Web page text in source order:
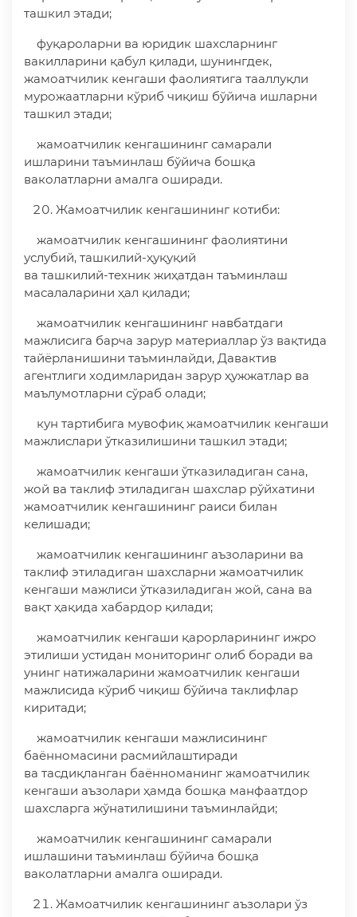
ташкил этади;
фуқароларни ва юридик шахсларнинг
вакилларини қабул қилади, шунингдек,
жамоатчилик кенгаши фаолиятига тааллуқли
мурожаатларни кўриб чиқиш бўйича ишларни
ташкил этади;
жамоатчилик кенгашининг самарали
ишларини таъминлаш бўйича бошқа
ваколатларни амалга оширади.
Жамоатчилик кенгашининг котиби:
жамоатчилик кенгашининг фаолиятини
услубий, ташкилий-ҳуқуқий
ва ташкилий-техник жиҳатдан таъминлаш
масалаларини ҳал қилади;
жамоатчилик кенгашининг навбатдаги
мажлисига барча зарур материаллар ўз вақтида
тайёрланишини таъминлайди, Давактив
агентлиги ходимларидан зарур ҳужжатлар ва
маълумотларни сўраб олади;
кун тартибига мувофиқ жамоатчилик кенгаши
мажлислари ўтказилишини ташкил этади;
жамоатчилик кенгаши ўтказиладиган сана,
жой ва таклиф этиладиган шахслар рўйхатини
жамоатчилик кенгашининг раиси билан
келишади;
жамоатчилик кенгашининг аъзоларини ва
таклиф этиладиган шахсларни жамоатчилик
кенгаши мажлиси ўтказиладиган жой, сана ва
вақт ҳақида хабардор қилади;
жамоатчилик кенгаши қарорларининг ижро
этилиши устидан мониторинг олиб боради ва
унинг натижаларини жамоатчилик кенгаши
мажлисида кўриб чиқиш бўйича таклифлар
киритади;
жамоатчилик кенгаши мажлисининг
баённомасини расмийлаштиради
ва тасдиқланган баённоманинг жамоатчилик
кенгаши аъзолари ҳамда бошқа манфаатдор
шахсларга жўнатилишини таъминлайди;
жамоатчилик кенгашининг самарали
ишлашини таъминлаш бўйича бошқа
ваколатларни амалга оширади.
Жамоатчилик кенгашининг аъзолари ўз